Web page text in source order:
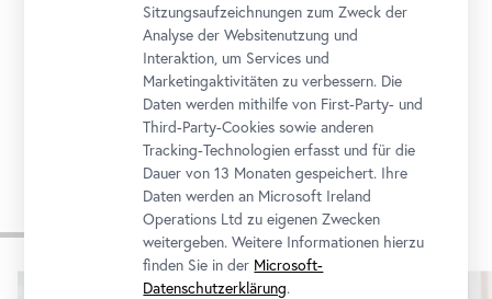
1/12
Zum Programmkalender
Museum für alle
Sitzungsaufzeichnungen zum Zweck der
Analyse der Websitenutzung und
Interaktion, um Services und
Marketingaktivitäten zu verbessern. Die
Daten werden mithilfe von First-Party- und
Third-Party-Cookies sowie anderen
Tracking-Technologien erfasst und für die
Dauer von 13 Monaten gespeichert. Ihre
Daten werden an Microsoft Ireland
Operations Ltd zu eigenen Zwecken
weitergeben. Weitere Informationen hierzu
finden Sie in der Microsoft-
Datenschutzerklärung.